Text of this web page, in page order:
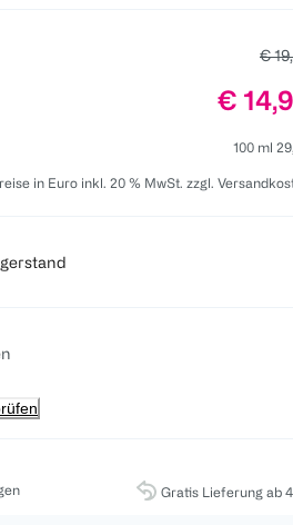
€
Preis:
€
100 ml
in Euro inkl. 20 % MwSt. zzgl.
Gratis Lieferung ab